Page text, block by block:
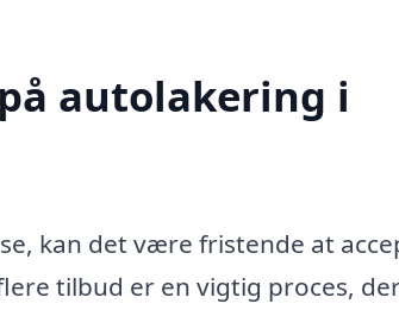
autolakering i
kan det være fristende at
tilbud er en vigtig proces,